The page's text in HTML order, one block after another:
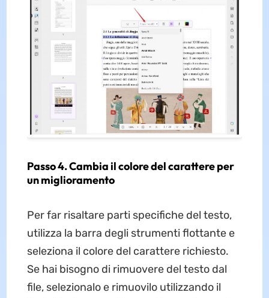
Passo 4. Cambia il colore del carattere per
un miglioramento
Per far risaltare parti specifiche del testo,
utilizza la barra degli strumenti flottante e
seleziona il colore del carattere richiesto.
Se hai bisogno di rimuovere del testo dal
file, selezionalo e rimuovilo utilizzando il